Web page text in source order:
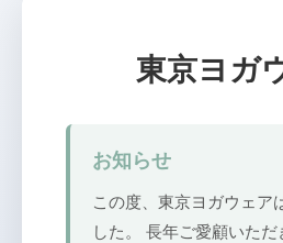
東京ヨガ
お知らせ
この度、東京ヨガウェア
した。 長年ご愛顧いただ